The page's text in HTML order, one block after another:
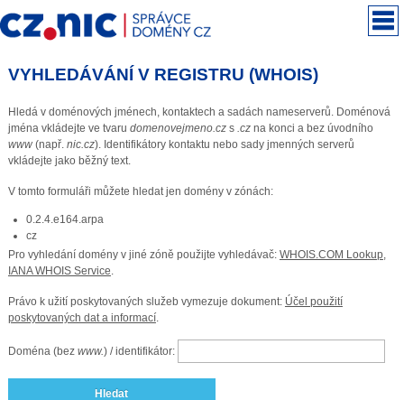
VYHLEDÁVÁNÍ V REGISTRU (WHOIS)
Hledá v doménových jménech, kontaktech a sadách nameserverů. Doménová
jména vkládejte ve tvaru domenovejmeno.czs .czna konci a bez úvodního
www(např. nic.cz). Identifikátory kontaktu nebo sady jmenných serverů
vkládejte jako běžný text.
V tomto formuláři můžete hledat jen domény v zónách:
0.2.4.e164.arpa
cz
Pro vyhledání domény v jiné zóně použijte vyhledávač: WHOIS.COM Lookup,
IANA WHOIS Service.
Právo k užití poskytovaných služeb vymezuje dokument: Účel použití
poskytovaných dat a informací.
Doména (bez www.) / identifikátor:
Hledat